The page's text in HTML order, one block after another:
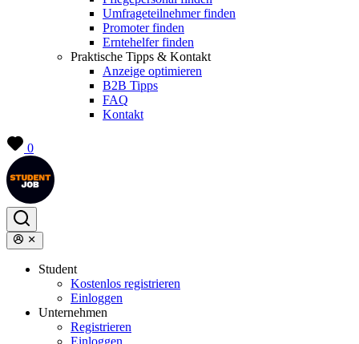
Umfrageteilnehmer finden
Promoter finden
Erntehelfer finden
Praktische Tipps & Kontakt
Anzeige optimieren
B2B Tipps
FAQ
Kontakt
0
Student
Kostenlos registrieren
Einloggen
Unternehmen
Registrieren
Einloggen